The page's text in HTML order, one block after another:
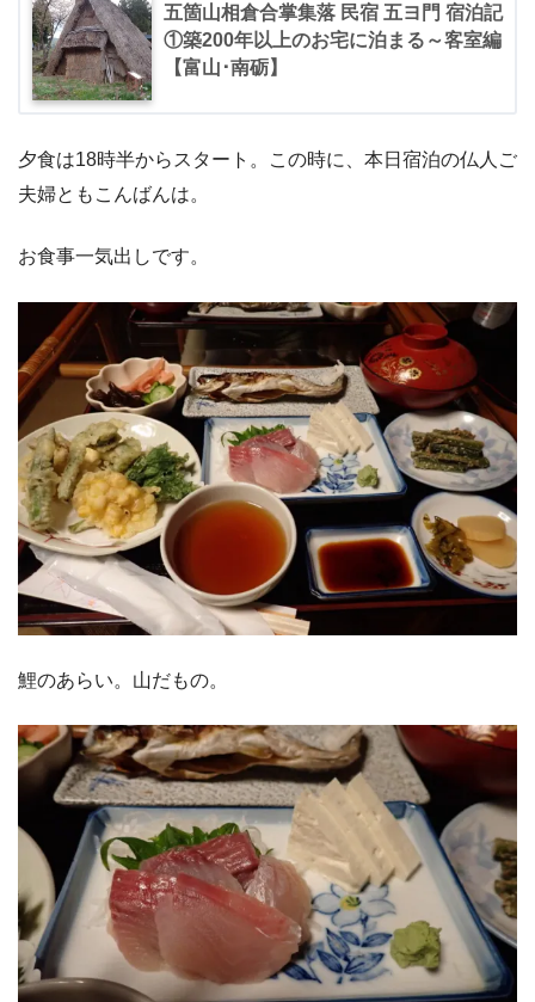
五箇山相倉合掌集落 民宿 五ヨ門 宿泊記
①築200年以上のお宅に泊まる～客室編
【富山･南砺】
夕食は18時半からスタート。この時に、本日宿泊の仏人ご
夫婦ともこんばんは。
お食事一気出しです。
鯉のあらい。山だもの。